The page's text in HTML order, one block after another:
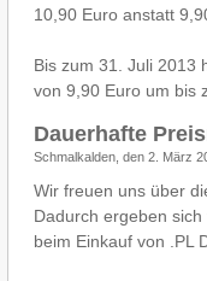
10,90 Euro anstatt
Bis zum 31. Juli 2013
von 9,90 Euro um bis
Dauerhafte
Schmalkalden, den 2. März
Wir freuen uns über
Dadurch ergeben
beim Einkauf von .PL